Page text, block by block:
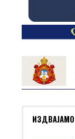
ИЗДВАЈАМО